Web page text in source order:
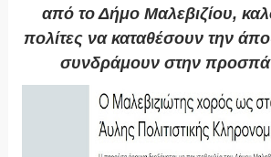
από το Δήμο Μαλεβιζίου,
πολίτες να καταθέσουν την
συνδράμουν στην